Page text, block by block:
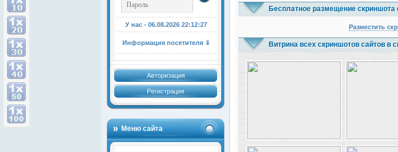
У нас - 06.08.2026 22:12:27
Информация посетителя ⇓
Авторизация
Регистрация
Меню сайта
Бесплатное размещение скриншота
Разместить
Витрина всех скриншотов сайтов в